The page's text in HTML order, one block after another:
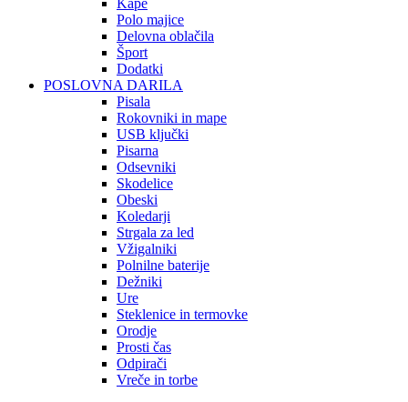
Kape
Polo majice
Delovna oblačila
Šport
Dodatki
POSLOVNA DARILA
Pisala
Rokovniki in mape
USB ključki
Pisarna
Odsevniki
Skodelice
Obeski
Koledarji
Strgala za led
Vžigalniki
Polnilne baterije
Dežniki
Ure
Steklenice in termovke
Orodje
Prosti čas
Odpirači
Vreče in torbe